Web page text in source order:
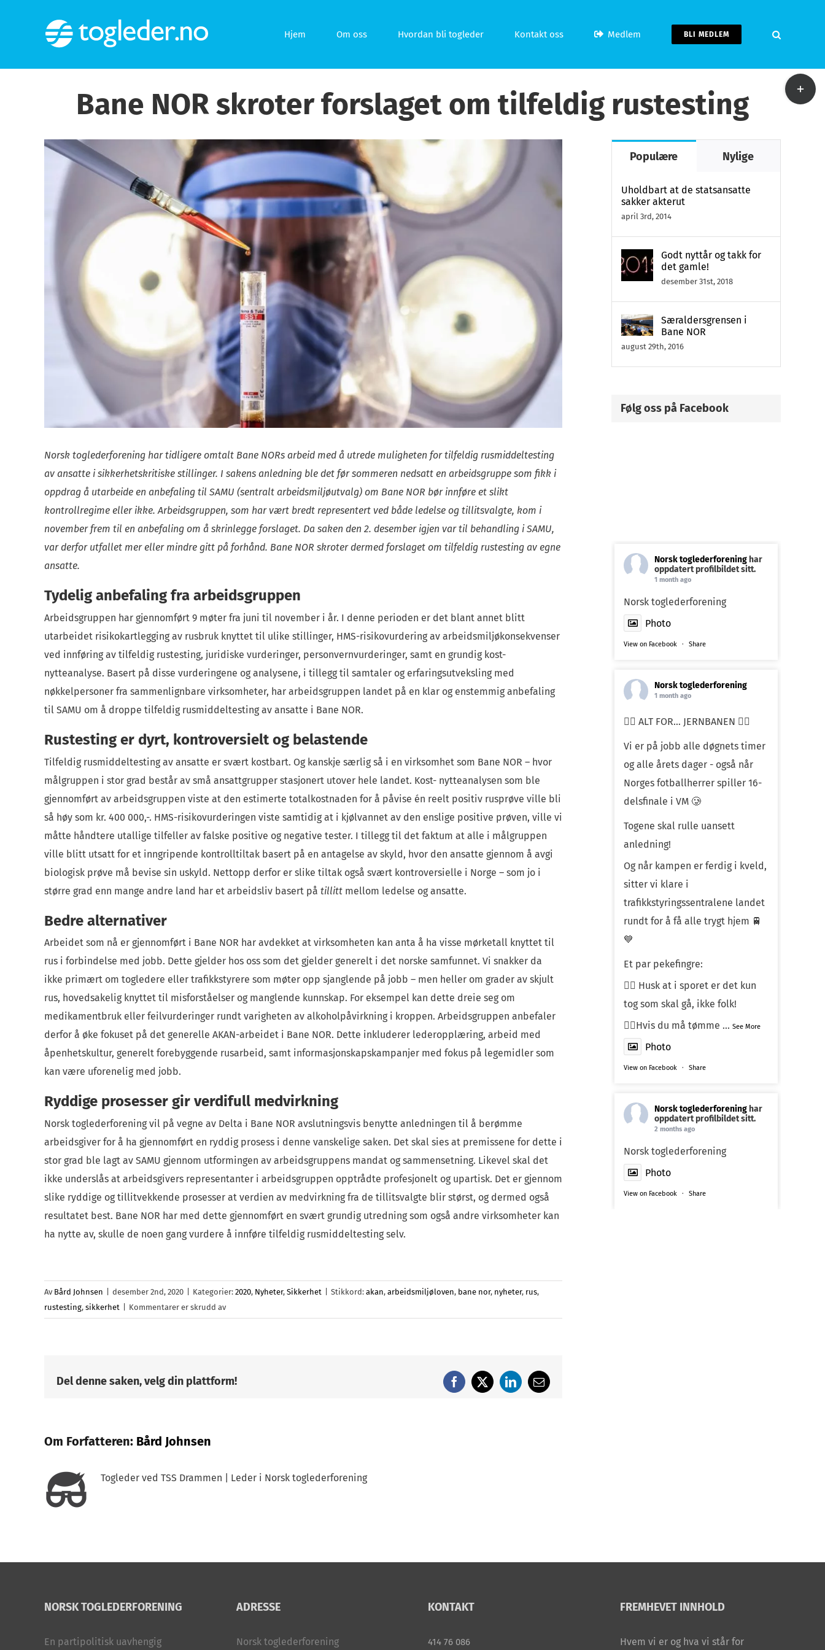
Hjem Om oss Hvordan bli togleder Kontakt oss Medlem BLI MEDLEM
Bane NOR skroter forslaget om tilfeldig rustesting
Norsk toglederforening har tidligere omtalt Bane NORs arbeid med å utrede muligheten for tilfeldig rusmiddeltesting
av ansatte i sikkerhetskritiske stillinger. I sakens anledning ble det før sommeren nedsatt en arbeidsgruppe som fikk i
oppdrag å utarbeide en anbefaling til SAMU (sentralt arbeidsmiljøutvalg) om Bane NOR bør innføre et slikt
kontrollregime eller ikke. Arbeidsgruppen, som har vært bredt representert ved både ledelse og tillitsvalgte, kom i
november frem til en anbefaling om å skrinlegge forslaget. Da saken den 2. desember igjen var til behandling i SAMU,
var derfor utfallet mer eller mindre gitt på forhånd. Bane NOR skroter dermed forslaget om tilfeldig rustesting av egne
ansatte.
Tydelig anbefaling fra arbeidsgruppen
Arbeidsgruppen har gjennomført 9 møter fra juni til november i år. I denne perioden er det blant annet blitt
utarbeidet risikokartlegging av rusbruk knyttet til ulike stillinger, HMS-risikovurdering av arbeidsmiljøkonsekvenser
ved innføring av tilfeldig rustesting, juridiske vurderinger, personvernvurderinger, samt en grundig kost-
nytteanalyse. Basert på disse vurderingene og analysene, i tillegg til samtaler og erfaringsutveksling med
nøkkelpersoner fra sammenlignbare virksomheter, har arbeidsgruppen landet på en klar og enstemmig anbefaling
til SAMU om å droppe tilfeldig rusmiddeltesting av ansatte i Bane NOR.
Rustesting er dyrt, kontroversielt og belastende
Tilfeldig rusmiddeltesting av ansatte er svært kostbart. Og kanskje særlig så i en virksomhet som Bane NOR – hvor
målgruppen i stor grad består av små ansattgrupper stasjonert utover hele landet. Kost- nytteanalysen som ble
gjennomført av arbeidsgruppen viste at den estimerte totalkostnaden for å påvise én reelt positiv rusprøve ville bli
så høy som kr. 400 000,-. HMS-risikovurderingen viste samtidig at i kjølvannet av den enslige positive prøven, ville vi
måtte håndtere utallige tilfeller av falske positive og negative tester. I tillegg til det faktum at alle i målgruppen
ville blitt utsatt for et inngripende kontrolltiltak basert på en antagelse av skyld, hvor den ansatte gjennom å avgi
biologisk prøve må bevise sin uskyld. Nettopp derfor er slike tiltak også svært kontroversielle i Norge – som jo i
større grad enn mange andre land har et arbeidsliv basert på tillitt mellom ledelse og ansatte.
Bedre alternativer
Arbeidet som nå er gjennomført i Bane NOR har avdekket at virksomheten kan anta å ha visse mørketall knyttet til
rus i forbindelse med jobb. Dette gjelder hos oss som det gjelder generelt i det norske samfunnet. Vi snakker da
ikke primært om togledere eller trafikkstyrere som møter opp sjanglende på jobb – men heller om grader av skjult
rus, hovedsakelig knyttet til misforståelser og manglende kunnskap. For eksempel kan dette dreie seg om
medikamentbruk eller feilvurderinger rundt varigheten av alkoholpåvirkning i kroppen. Arbeidsgruppen anbefaler
derfor å øke fokuset på det generelle AKAN-arbeidet i Bane NOR. Dette inkluderer lederopplæring, arbeid med
åpenhetskultur, generelt forebyggende rusarbeid, samt informasjonskapskampanjer med fokus på legemidler som
kan være uforenelig med jobb.
Ryddige prosesser gir verdifull medvirkning
Norsk toglederforening vil på vegne av Delta i Bane NOR avslutningsvis benytte anledningen til å berømme
arbeidsgiver for å ha gjennomført en ryddig prosess i denne vanskelige saken. Det skal sies at premissene for dette i
stor grad ble lagt av SAMU gjennom utformingen av arbeidsgruppens mandat og sammensetning. Likevel skal det
ikke underslås at arbeidsgivers representanter i arbeidsgruppen opptrådte profesjonelt og upartisk. Det er gjennom
slike ryddige og tillitvekkende prosesser at verdien av medvirkning fra de tillitsvalgte blir størst, og dermed også
resultatet best. Bane NOR har med dette gjennomført en svært grundig utredning som også andre virksomheter kan
ha nytte av, skulle de noen gang vurdere å innføre tilfeldig rusmiddeltesting selv.
Av Bård Johnsen desember 2nd, 2020 Kategorier: 2020, Nyheter, Sikkerhet Stikkord: akan, arbeidsmiljøloven, bane nor, nyheter, rus,
rustesting, sikkerhet Kommentarer er skrudd avfor
om
Del denne saken, velg din plattform! Facebook
X LinkedIn
E-
Om Forfatteren: Bård Johnsen
Togleder ved TSS Drammen | Leder i Norsk toglederforening
Populære Nylige
Uholdbart at de statsansatte
sakker akterut
april 3rd, 2014
Godt nyttår og takk for
det gamle!
desember 31st, 2018
Særaldersgrensen i
Bane NOR
august 29th, 2016
Følg oss på Facebook
Norsk toglederforening har
oppdatert profilbildet sitt.
1 month ago
Norsk toglederforening
Photo
View on Facebook · Share
Norsk toglederforening
1 month ago
❤️‍🔥 ALT FOR… JERNBANEN ❤️‍🔥
Vi er på jobb alle døgnets timer
og alle årets dager - også når
Norges fotballherrer spiller 16-
delsfinale i VM 🥲
Togene skal rulle uansett
anledning!
Og når kampen er ferdig i kveld,
sitter vi klare i
trafikkstyringssentralene landet
rundt for å få alle trygt hjem 🚆
💙
Et par pekefingre:
☝🏼 Husk at i sporet er det kun
tog som skal gå, ikke folk!
☝🏼Hvis du må tømme ... See More
Photo
View on Facebook · Share
Norsk toglederforening har
oppdatert profilbildet sitt.
2 months ago
Norsk toglederforening
Photo
View on Facebook · Share
NORSK TOGLEDERFORENING
En partipolitisk uavhengig
ADRESSE
Norsk toglederforening
KONTAKT
414 76 086
FREMHEVET INNHOLD
Hvem vi er og hva vi står for
Toggle
Sliding